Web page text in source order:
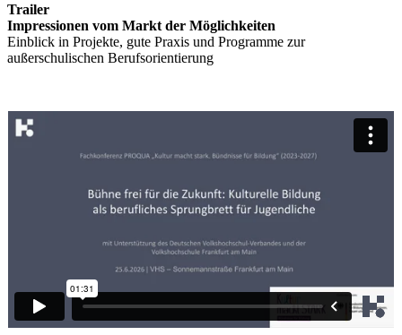
Trailer
Impressionen vom Markt der Möglichkeiten
Einblick in Projekte, gute Praxis und Programme zur
außerschulischen Berufsorientierung